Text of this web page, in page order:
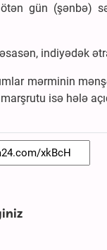
gün (şənbə)
indiyədək
mərminin
isə hələ